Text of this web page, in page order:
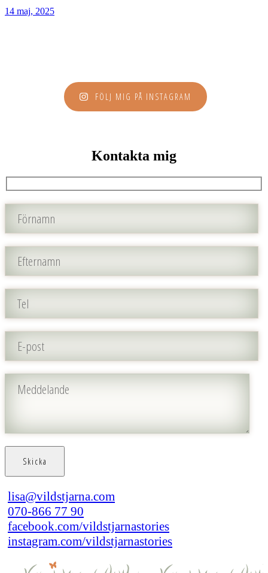
14 maj, 2025
FÖLJ MIG PÅ INSTAGRAM
Kontakta mig
lisa@vildstjarna.com
070-866 77 90
facebook.com/vildstjarnastories
instagram.com/vildstjarnastories